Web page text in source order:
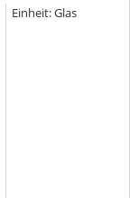
Einheit:Glas